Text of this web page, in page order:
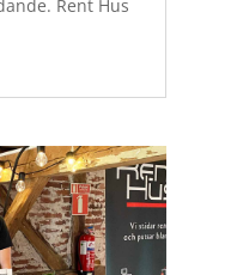
Rent Hus